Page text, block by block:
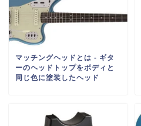
マッチングヘッドとは ‐ ギタ
ーのヘッドトップをボディと
同じ色に塗装したヘッド